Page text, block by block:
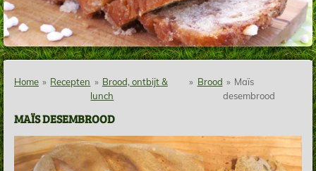
Home » Recepten » Brood, ontbijt &
lunch
» Brood » Maïs
desembrood
MAÏS DESEMBROOD